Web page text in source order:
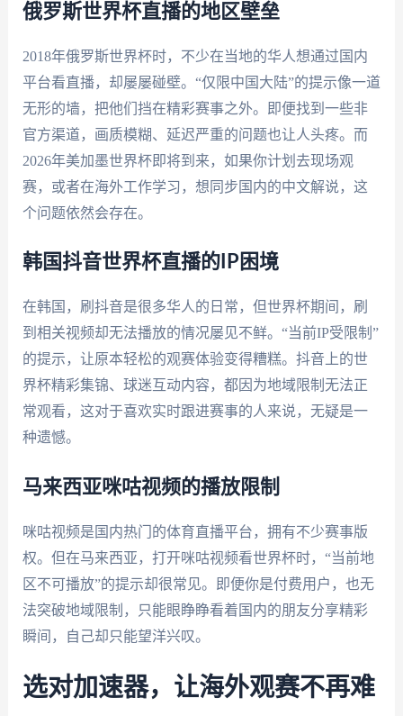
俄罗斯世界杯直播的地区壁垒
2018年俄罗斯世界杯时，不少在当地的华人想通过国内
平台看直播，却屡屡碰壁。“仅限中国大陆”的提示像一道
无形的墙，把他们挡在精彩赛事之外。即便找到一些非
官方渠道，画质模糊、延迟严重的问题也让人头疼。而
2026年美加墨世界杯即将到来，如果你计划去现场观
赛，或者在海外工作学习，想同步国内的中文解说，这
个问题依然会存在。
韩国抖音世界杯直播的IP困境
在韩国，刷抖音是很多华人的日常，但世界杯期间，刷
到相关视频却无法播放的情况屡见不鲜。“当前IP受限制”
的提示，让原本轻松的观赛体验变得糟糕。抖音上的世
界杯精彩集锦、球迷互动内容，都因为地域限制无法正
常观看，这对于喜欢实时跟进赛事的人来说，无疑是一
种遗憾。
马来西亚咪咕视频的播放限制
咪咕视频是国内热门的体育直播平台，拥有不少赛事版
权。但在马来西亚，打开咪咕视频看世界杯时，“当前地
区不可播放”的提示却很常见。即便你是付费用户，也无
法突破地域限制，只能眼睁睁看着国内的朋友分享精彩
瞬间，自己却只能望洋兴叹。
选对加速器，让海外观赛不再难